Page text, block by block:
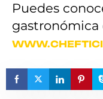
Puedes
gastronómica